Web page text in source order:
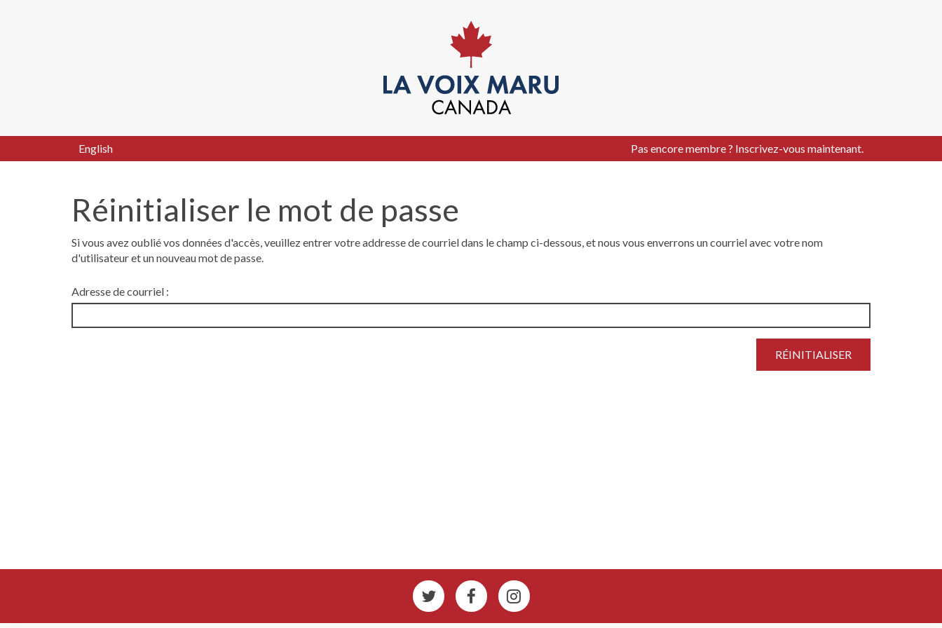
English Pas encore membre ? Inscrivez-vous maintenant.
Réinitialiser le mot de passe
Si vous avez oublié vos données d'accès, veuillez entrer votre addresse de courriel dans le champ ci-dessous, et nous vous enverrons un courriel avec votre nom
d'utilisateur et un nouveau mot de passe.
Adresse de courriel :